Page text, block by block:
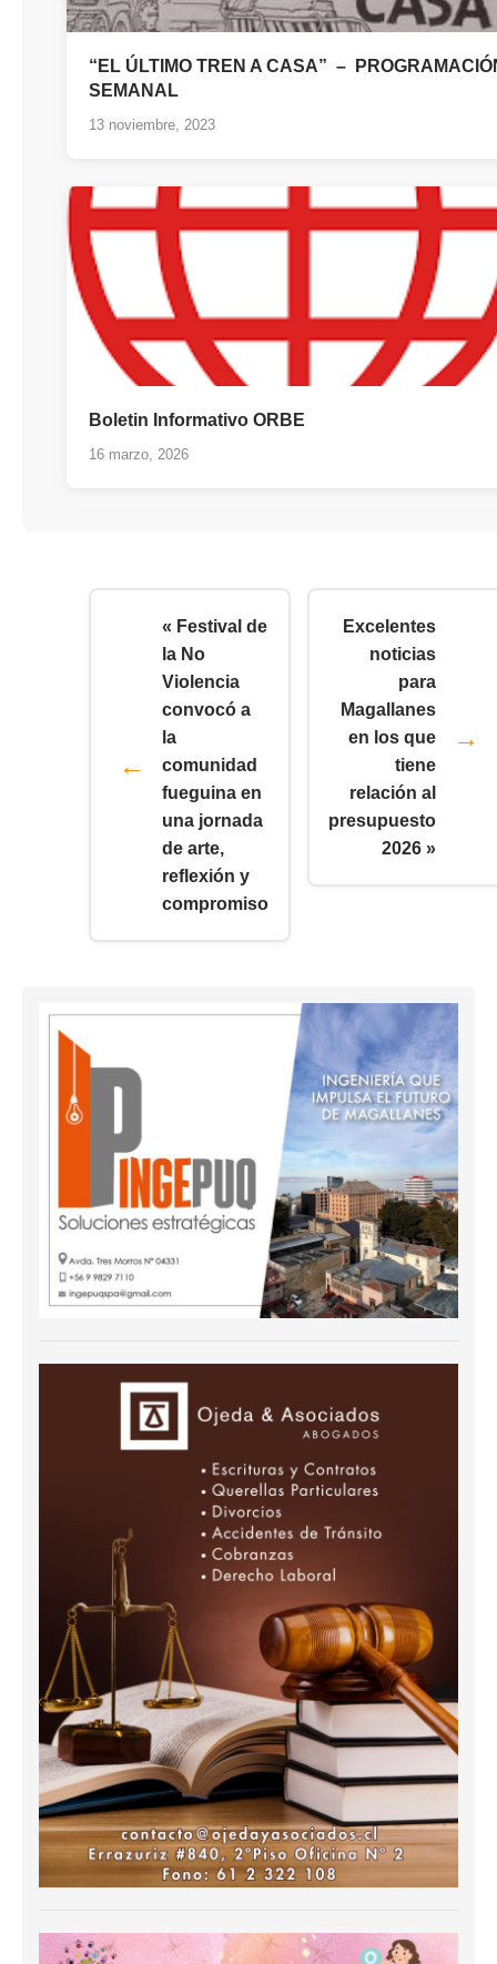
“EL ÚLTIMO TREN A CASA” –
SEMANAL
13 noviembre, 2023
Boletin Informativo ORBE
16 marzo, 2026
« Festival de
la No
Violencia
convocó a
la
comunidad
fueguina en
una jornada
de arte,
reflexión y
compromiso
Excelentes
noticias
para
Magallanes
en los que
tiene
relación al
presupuesto
2026 »